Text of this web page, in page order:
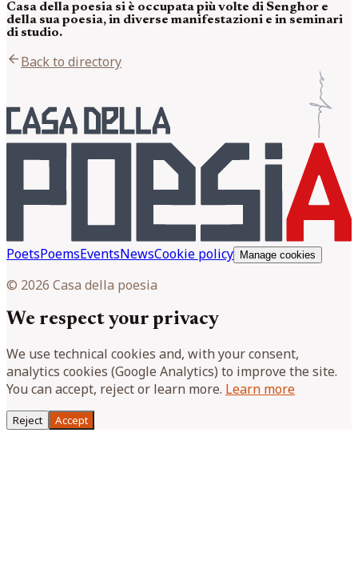
Casa della poesia si è occupata più volte di Senghor e
della sua poesia, in diverse manifestazioni e in seminari
di studio.
arrow_backBack to directory
PoetsPoemsEventsNewsCookie policy Manage cookies
© 2026 Casa della poesia
We respect your privacy
We use technical cookies and, with your consent,
analytics cookies (Google Analytics) to improve the site.
You can accept, reject or learn more. Learn more
Reject Accept